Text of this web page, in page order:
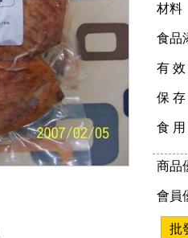
材料
食品
有
保 存
食 用
商品
會員
批